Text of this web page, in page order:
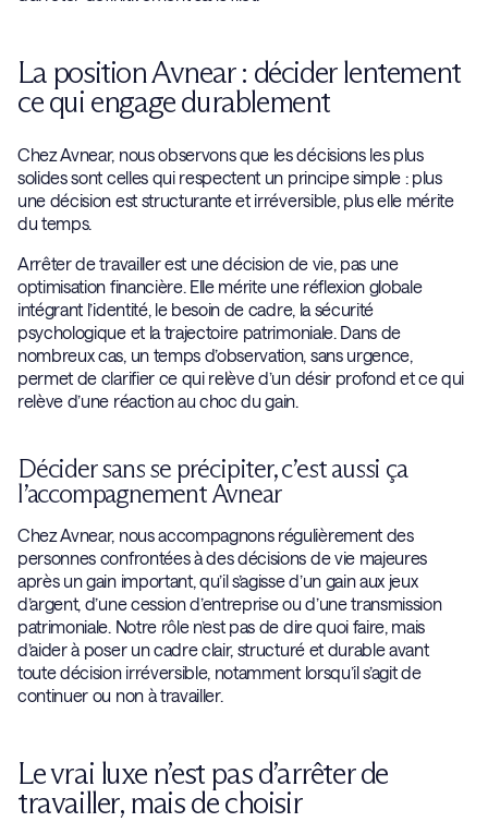
La position Avnear : décider lentement
ce qui engage durablement
Chez Avnear, nous observons que les décisions les plus
solides sont celles qui respectent un principe simple : plus
une décision est structurante et irréversible, plus elle mérite
du temps.
Arrêter de travailler est une décision de vie, pas une
optimisation financière. Elle mérite une réflexion globale
intégrant l’identité, le besoin de cadre, la sécurité
psychologique et la trajectoire patrimoniale. Dans de
nombreux cas, un temps d’observation, sans urgence,
permet de clarifier ce qui relève d’un désir profond et ce qui
relève d’une réaction au choc du gain.
Décider sans se précipiter, c’est aussi ça
l’accompagnement Avnear
Chez Avnear, nous accompagnons régulièrement des
personnes confrontées à des décisions de vie majeures
après un gain important, qu’il s’agisse d’un gain aux jeux
d’argent, d’une cession d’entreprise ou d’une transmission
patrimoniale. Notre rôle n’est pas de dire quoi faire, mais
d’aider à poser un cadre clair, structuré et durable avant
toute décision irréversible, notamment lorsqu’il s’agit de
continuer ou non à travailler.
Le vrai luxe n’est pas d’arrêter de
travailler, mais de choisir